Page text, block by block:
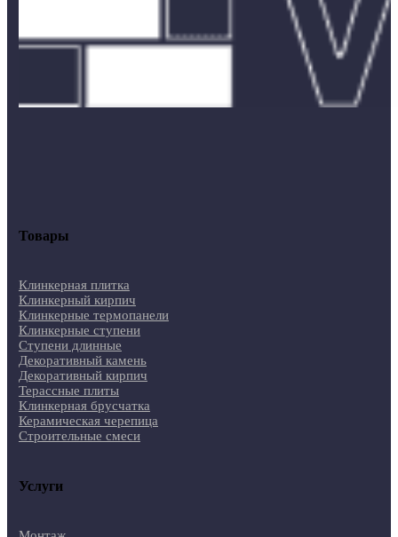
Товары
Клинкерная плитка
Клинкерный кирпич
Клинкерные термопанели
Клинкерные ступени
Ступени длинные
Декоративный камень
Декоративный кирпич
Терассные плиты
Клинкерная брусчатка
Керамическая черепица
Строительные смеси
Услуги